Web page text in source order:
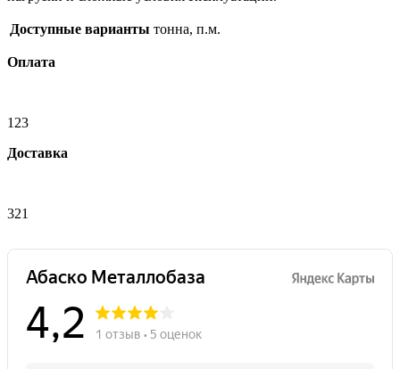
Доступные варианты тонна, п.м.
Оплата
123
Доставка
321